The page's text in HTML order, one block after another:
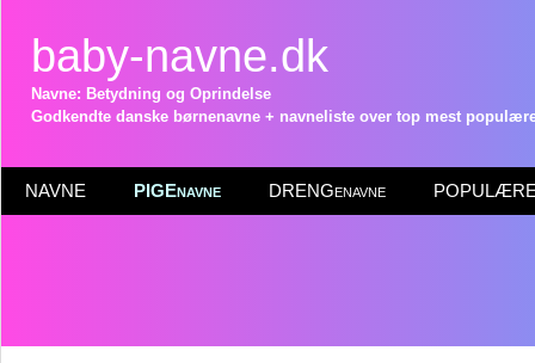
baby-navne.dk
Navne: Betydning og Oprindelse
Godkendte danske børnenavne + navneliste over top mest
NAVNE PIGEnavne DRENGenavne POPULÆRE